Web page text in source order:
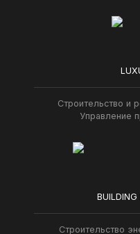
Строительство и
Управление
BUILDING
Строительство